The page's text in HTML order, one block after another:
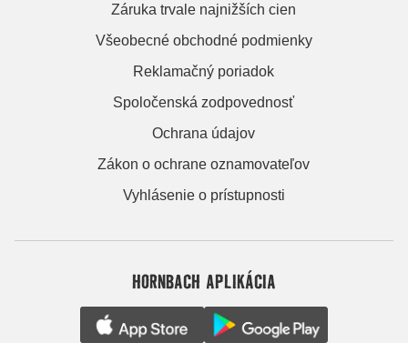
Záruka trvale najnižších cien
Všeobecné obchodné podmienky
Reklamačný poriadok
Spoločenská zodpovednosť
Ochrana údajov
Zákon o ochrane oznamovateľov
Vyhlásenie o prístupnosti
HORNBACH APLIKÁCIA